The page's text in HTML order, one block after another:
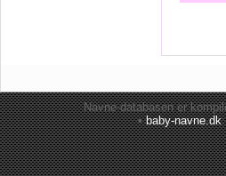
Navne-databasen er
•baby-navne.dk